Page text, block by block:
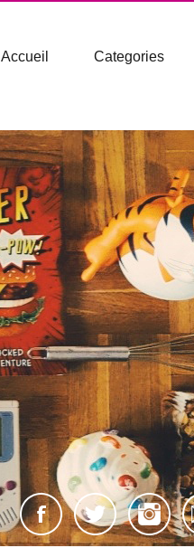
Accueil Categories